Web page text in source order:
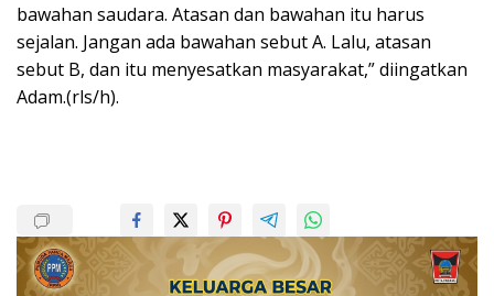
bawahan saudara. Atasan dan bawahan itu harus
sejalan. Jangan ada bawahan sebut A. Lalu, atasan
sebut B, dan itu menyesatkan masyarakat,” diingatkan
Adam.(rls/h).